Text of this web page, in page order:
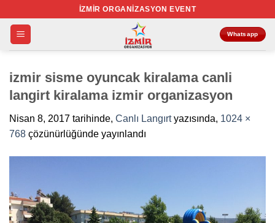
atla
İZMIR ORGANIZASYON EVENT
Whatsapp
izmir sisme oyuncak kiralama canli
langirt kiralama izmir organizasyon
Nisan 8, 2017 tarihinde, Canlı Langırtyazısında, 1024 ×
768 çözünürlüğünde yayınlandı